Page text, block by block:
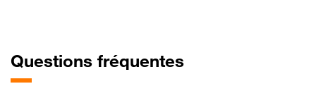
Questions fréquentes